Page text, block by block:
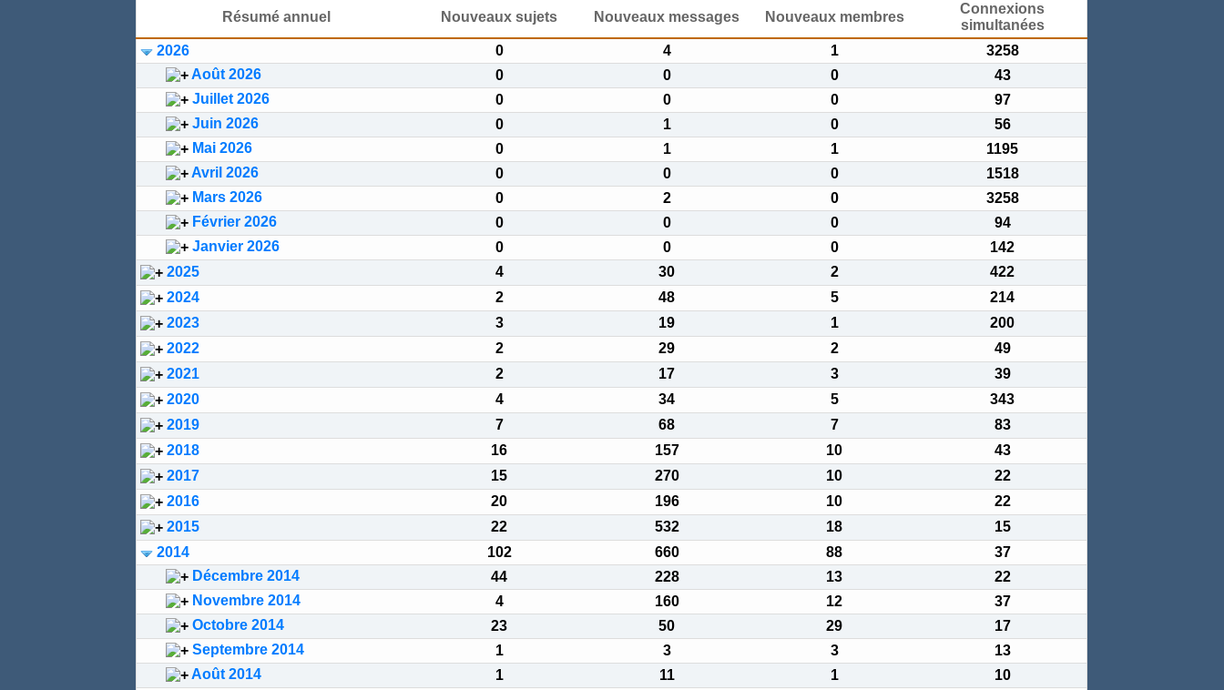
Résumé annuel Nouveaux sujets Nouveaux messages Nouveaux membres
Connexions
simultanées
2026
0 4 1
3258
Août 2026
0 0 0
43
Juillet 2026
0 0 0
97
Juin 2026
0 1 0
56
Mai 2026
0 1 1
1195
Avril 2026
0 0 0
1518
Mars 2026
0 2 0
3258
Février 2026
0 0 0
94
Janvier 2026
0 0 0
142
2025
4 30 2
422
2024
2 48 5
214
2023
3 19 1
200
2022
2 29 2
49
2021
2 17 3
39
2020
4 34 5
343
2019
7 68 7
83
2018
16 157 10
43
2017
15 270 10
22
2016
20 196 10
22
2015
22 532 18
15
2014
102 660 88
37
Décembre 2014
44 228 13
22
Novembre 2014
4 160 12
37
Octobre 2014
23 50 29
17
Septembre 2014
1 3 3
13
Août 2014
1 11 1
10